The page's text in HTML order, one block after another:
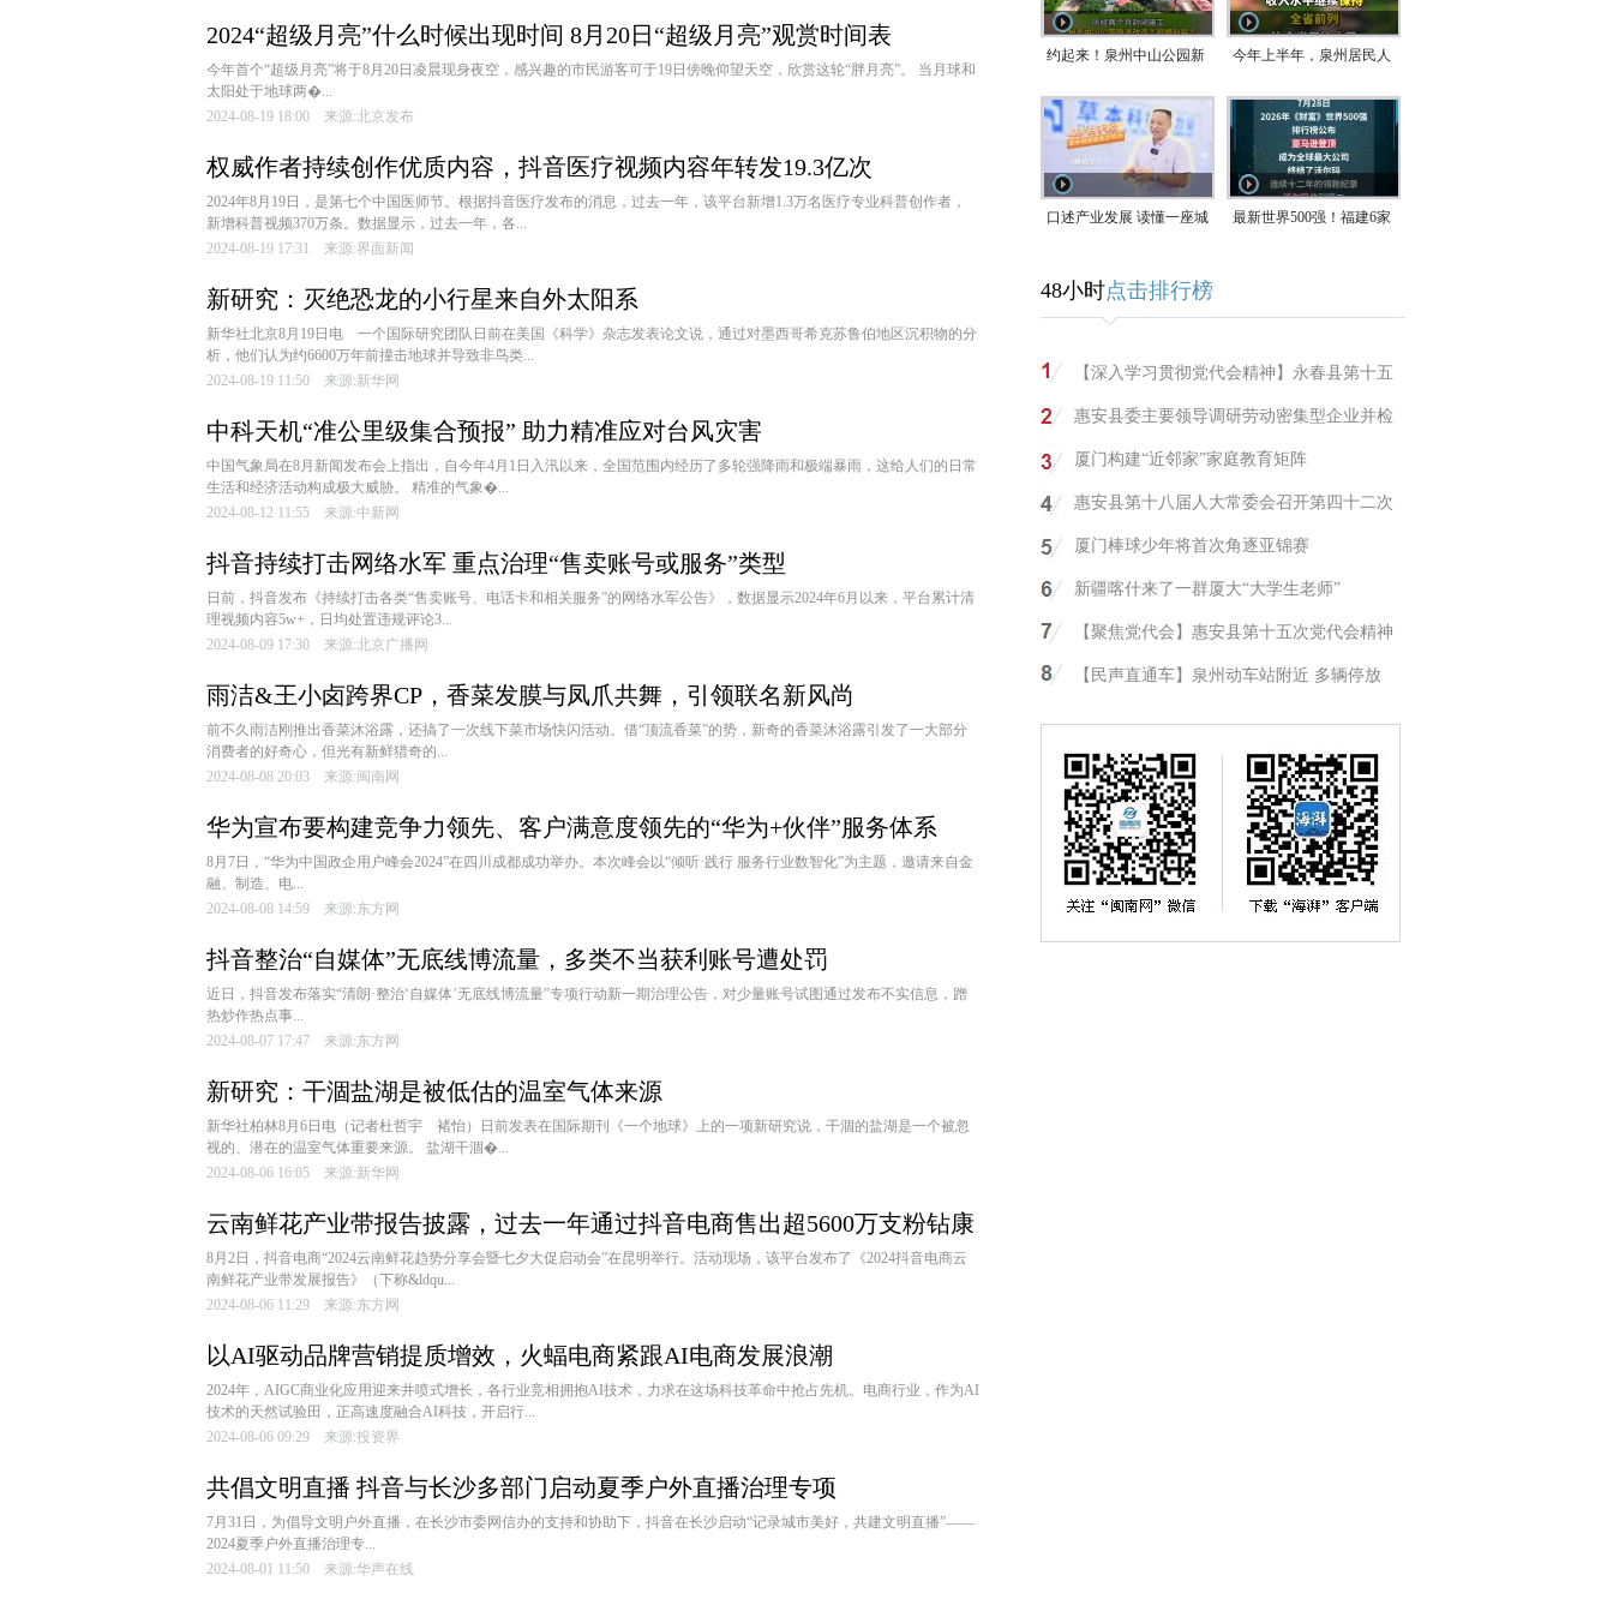
2024“超级月亮”什么时候出现时间 8月20日“超级月亮”观赏时间表
今年首个“超级月亮”将于8月20日凌晨现身夜空，感兴趣的市民游客可于19日傍晚仰望天空，欣赏这轮“胖月亮”。 当月球和
太阳处于地球两�...
2024-08-19 18:00 来源:北京发布
权威作者持续创作优质内容，抖音医疗视频内容年转发19.3亿次
2024年8月19日，是第七个中国医师节。根据抖音医疗发布的消息，过去一年，该平台新增1.3万名医疗专业科普创作者，
新增科普视频370万条。数据显示，过去一年，各...
2024-08-19 17:31 来源:界面新闻
新研究：灭绝恐龙的小行星来自外太阳系
新华社北京8月19日电 一个国际研究团队日前在美国《科学》杂志发表论文说，通过对墨西哥希克苏鲁伯地区沉积物的分
析，他们认为约6600万年前撞击地球并导致非鸟类...
2024-08-19 11:50 来源:新华网
中科天机“准公里级集合预报” 助力精准应对台风灾害
中国气象局在8月新闻发布会上指出，自今年4月1日入汛以来，全国范围内经历了多轮强降雨和极端暴雨，这给人们的日常
生活和经济活动构成极大威胁。 精准的气象�...
2024-08-12 11:55 来源:中新网
抖音持续打击网络水军 重点治理“售卖账号或服务”类型
日前，抖音发布《持续打击各类“售卖账号、电话卡和相关服务”的网络水军公告》，数据显示2024年6月以来，平台累计清
理视频内容5w+，日均处置违规评论3...
2024-08-09 17:30 来源:北京广播网
雨洁&王小卤跨界CP，香菜发膜与凤爪共舞，引领联名新风尚
前不久雨洁刚推出香菜沐浴露，还搞了一次线下菜市场快闪活动。借“顶流香菜”的势，新奇的香菜沐浴露引发了一大部分
消费者的好奇心，但光有新鲜猎奇的...
2024-08-08 20:03 来源:闽南网
华为宣布要构建竞争力领先、客户满意度领先的“华为+伙伴”服务体系
8月7日，“华为中国政企用户峰会2024”在四川成都成功举办。本次峰会以“倾听·践行 服务行业数智化”为主题，邀请来自金
融、制造、电...
2024-08-08 14:59 来源:东方网
抖音整治“自媒体”无底线博流量，多类不当获利账号遭处罚
近日，抖音发布落实“清朗·整治‘自媒体’无底线博流量”专项行动新一期治理公告，对少量账号试图通过发布不实信息，蹭
热炒作热点事...
2024-08-07 17:47 来源:东方网
新研究：干涸盐湖是被低估的温室气体来源
新华社柏林8月6日电（记者杜哲宇 褚怡）日前发表在国际期刊《一个地球》上的一项新研究说，干涸的盐湖是一个被忽
视的、潜在的温室气体重要来源。 盐湖干涸�...
2024-08-06 16:05 来源:新华网
云南鲜花产业带报告披露，过去一年通过抖音电商售出超5600万支粉钻康
乃馨
8月2日，抖音电商“2024云南鲜花趋势分享会暨七夕大促启动会”在昆明举行。活动现场，该平台发布了《2024抖音电商云
南鲜花产业带发展报告》（下称&ldqu...
2024-08-06 11:29 来源:东方网
以AI驱动品牌营销提质增效，火蝠电商紧跟AI电商发展浪潮
2024年，AIGC商业化应用迎来井喷式增长，各行业竞相拥抱AI技术，力求在这场科技革命中抢占先机。电商行业，作为AI
技术的天然试验田，正高速度融合AI科技，开启行...
2024-08-06 09:29 来源:投资界
共倡文明直播 抖音与长沙多部门启动夏季户外直播治理专项
7月31日，为倡导文明户外直播，在长沙市委网信办的支持和协助下，抖音在长沙启动“记录城市美好，共建文明直播”——
2024夏季户外直播治理专...
2024-08-01 11:50 来源:华声在线
约起来！泉州中山公园新 今年上半年，泉州居民人
口述产业发展 读懂一座城
家，率先研发草本卫生巾
最新世界500强！福建6家
48小时点击排行榜
【深入学习贯彻党代会精神】永春县第十五
惠安县委主要领导调研劳动密集型企业并检
厦门构建“近邻家”家庭教育矩阵
惠安县第十八届人大常委会召开第四十二次
厦门棒球少年将首次角逐亚锦赛
新疆喀什来了一群厦大“大学生老师”
【聚焦党代会】惠安县第十五次党代会精神
【民声直通车】泉州动车站附近 多辆停放